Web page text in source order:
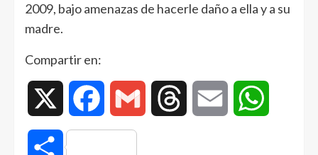
2009, bajo amenazas de hacerle daño a ella y a su
madre.
Compartir en:
Facebook Gmail Threads Email
Compartir